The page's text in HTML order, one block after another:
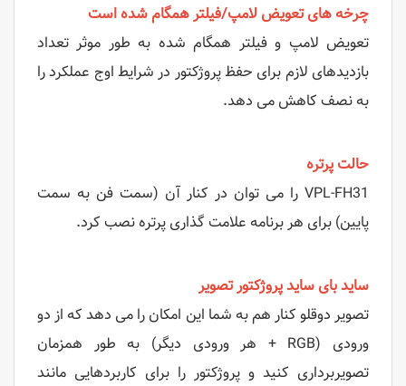
چرخه های تعویض لامپ/فیلتر همگام شده است
تعویض لامپ و فیلتر همگام شده به طور موثر تعداد
بازدیدهای لازم برای حفظ پروژکتور در شرایط اوج عملکرد را
به نصف کاهش می دهد.
حالت پرتره
VPL-FH31 را می توان در کنار آن (سمت فن به سمت
پایین) برای هر برنامه علامت گذاری پرتره نصب کرد.
ساید بای ساید پروژکتور تصویر
تصویر دوقلو کنار هم به شما این امکان را می دهد که از دو
ورودی (RGB + هر ورودی دیگر) به طور همزمان
تصویربرداری کنید و پروژکتور را برای کاربردهایی مانند